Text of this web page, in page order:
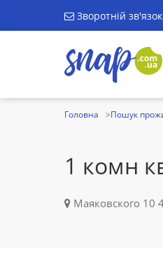
Зворотній зв'язок
Головна Пошук
1 комн
Маяковского 10